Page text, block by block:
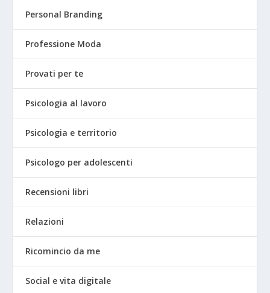
Personal Branding
Professione Moda
Provati per te
Psicologia al lavoro
Psicologia e territorio
Psicologo per adolescenti
Recensioni libri
Relazioni
Ricomincio da me
Social e vita digitale